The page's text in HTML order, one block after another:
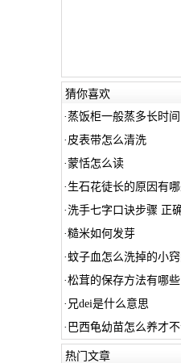
猜你喜欢
· 蒸饭柜一般蒸多长时间
· 皮表带怎么清洗
· 蒙恬怎么读
· 生石花徒长的原因有
· 洗手七字口诀步骤 正
·糙米如何发芽
·蚊子血怎么洗掉的小窍
·松茸的保存方法有哪
· 兄dei是什么意思
· 巴西龟幼苗怎么养才
热门文章